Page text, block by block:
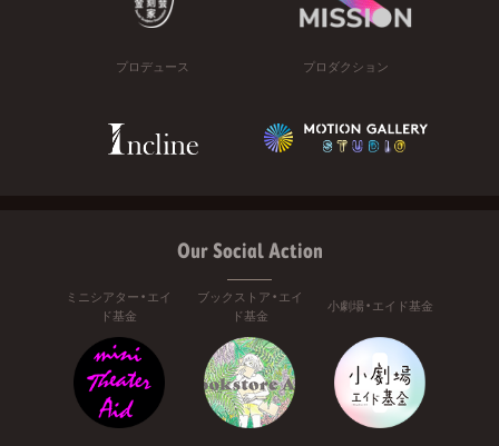
プロデュース プロダクション
Our Social Action
ミニシアター・エイ
ド基金
ブックストア・エイ
ド基金
小劇場・エイド基金